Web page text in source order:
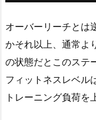
オーバーリーチとは
かそれ以上、通常よ
の状態だとこのステ
フィットネスレベル
トレーニング負荷を